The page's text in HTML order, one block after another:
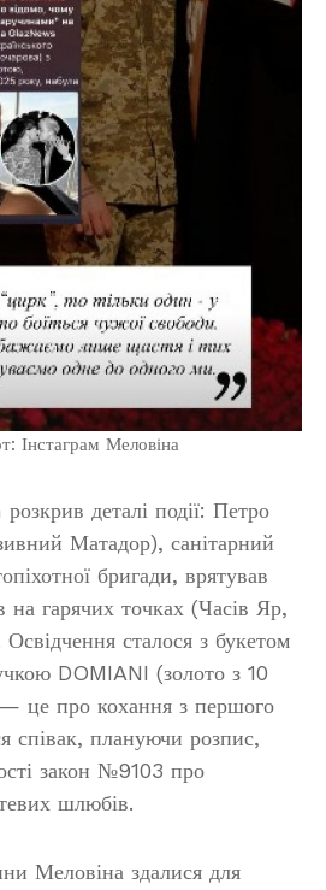
Інстаграм Меловіна
деталі події: Петро
Матадор), санітарний
бригади, врятував
на гарячих точках (Часів Яр,
сталося з букетом
DOMIANI (золото з 10
це про кохання з першого
співак, плануючи розпис,
закон №9103 про
шлюбів.
Меловіна здалися для